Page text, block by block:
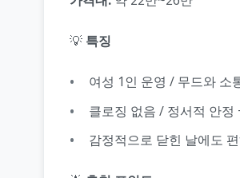
💡 특징
여성 1인 운영 / 무드와 소
클로징 없음 / 정서적 안정
감정적으로 닫힌 날에도